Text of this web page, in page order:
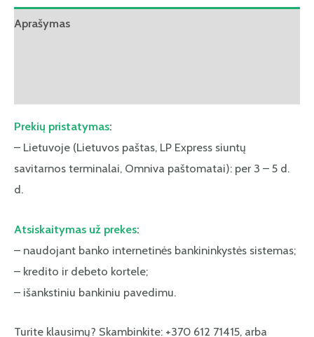
Aprašymas
Prekių pristatymas:
– Lietuvoje (Lietuvos paštas, LP Express siuntų
savitarnos terminalai, Omniva paštomatai): per 3 – 5 d.
d.
Atsiskaitymas už prekes:
– naudojant banko internetinės bankininkystės sistemas;
– kredito ir debeto kortele;
– išankstiniu bankiniu pavedimu.
Turite klausimų? Skambinkite: +370 612 71415, arba